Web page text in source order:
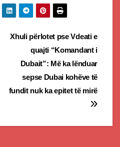
Xhuli përlotet pse Vdeati e
quajti “Komandant i
Dubait”: Më ka lënduar
sepse Dubai kohëve të
fundit nuk ka epitet të mirë